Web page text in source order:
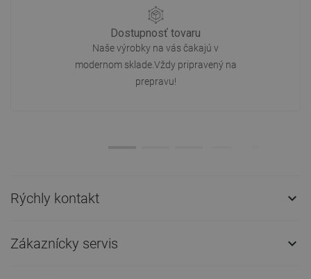
Dostupnosť tovaru
Naše výrobky na vás čakajú v
modernom sklade.Vždy pripravený na
prepravu!
Rýchly kontakt 
Zákaznícky servis 